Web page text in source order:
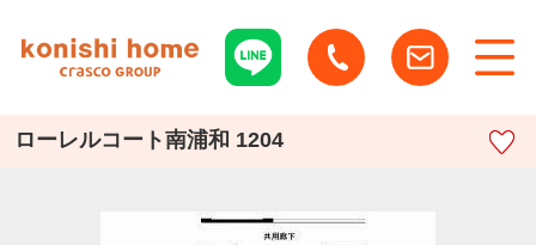
ローレルコート南浦和 1204